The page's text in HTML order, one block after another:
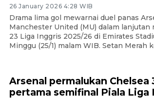
26 January 2026 4:28 WIB
Drama lima gol mewarnai duel panas
Manchester United (MU) dalam lanjutan
23 Liga Inggris 2025/26 di Emirates
Minggu (25/1) malam WIB. Setan Merah
Arsenal permalukan Chelsea
pertama semifinal Piala Liga